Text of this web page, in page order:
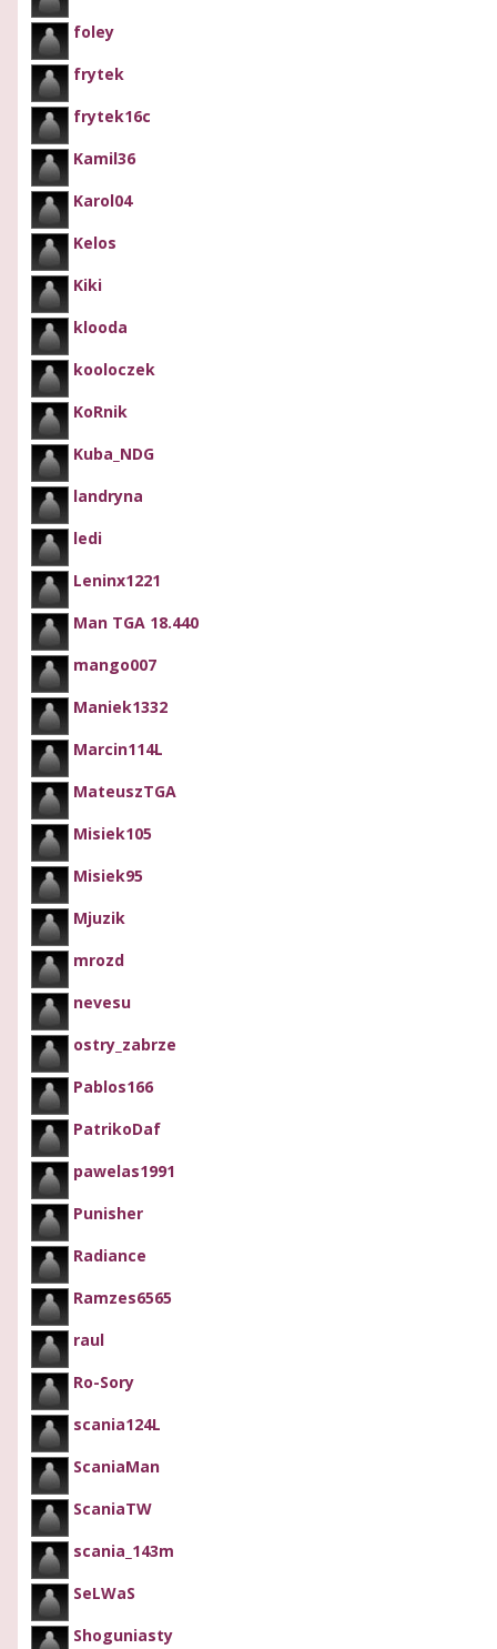
foley
frytek
frytek16c
Kamil36
Karol04
Kelos
Kiki
klooda
kooloczek
KoRnik
Kuba_NDG
landryna
ledi
Leninx1221
Man TGA 18.440
mango007
Maniek1332
Marcin114L
MateuszTGA
Misiek105
Misiek95
Mjuzik
mrozd
nevesu
ostry_zabrze
Pablos166
PatrikoDaf
pawelas1991
Punisher
Radiance
Ramzes6565
raul
Ro-Sory
scania124L
ScaniaMan
ScaniaTW
scania_143m
SeLWaS
Shoguniasty